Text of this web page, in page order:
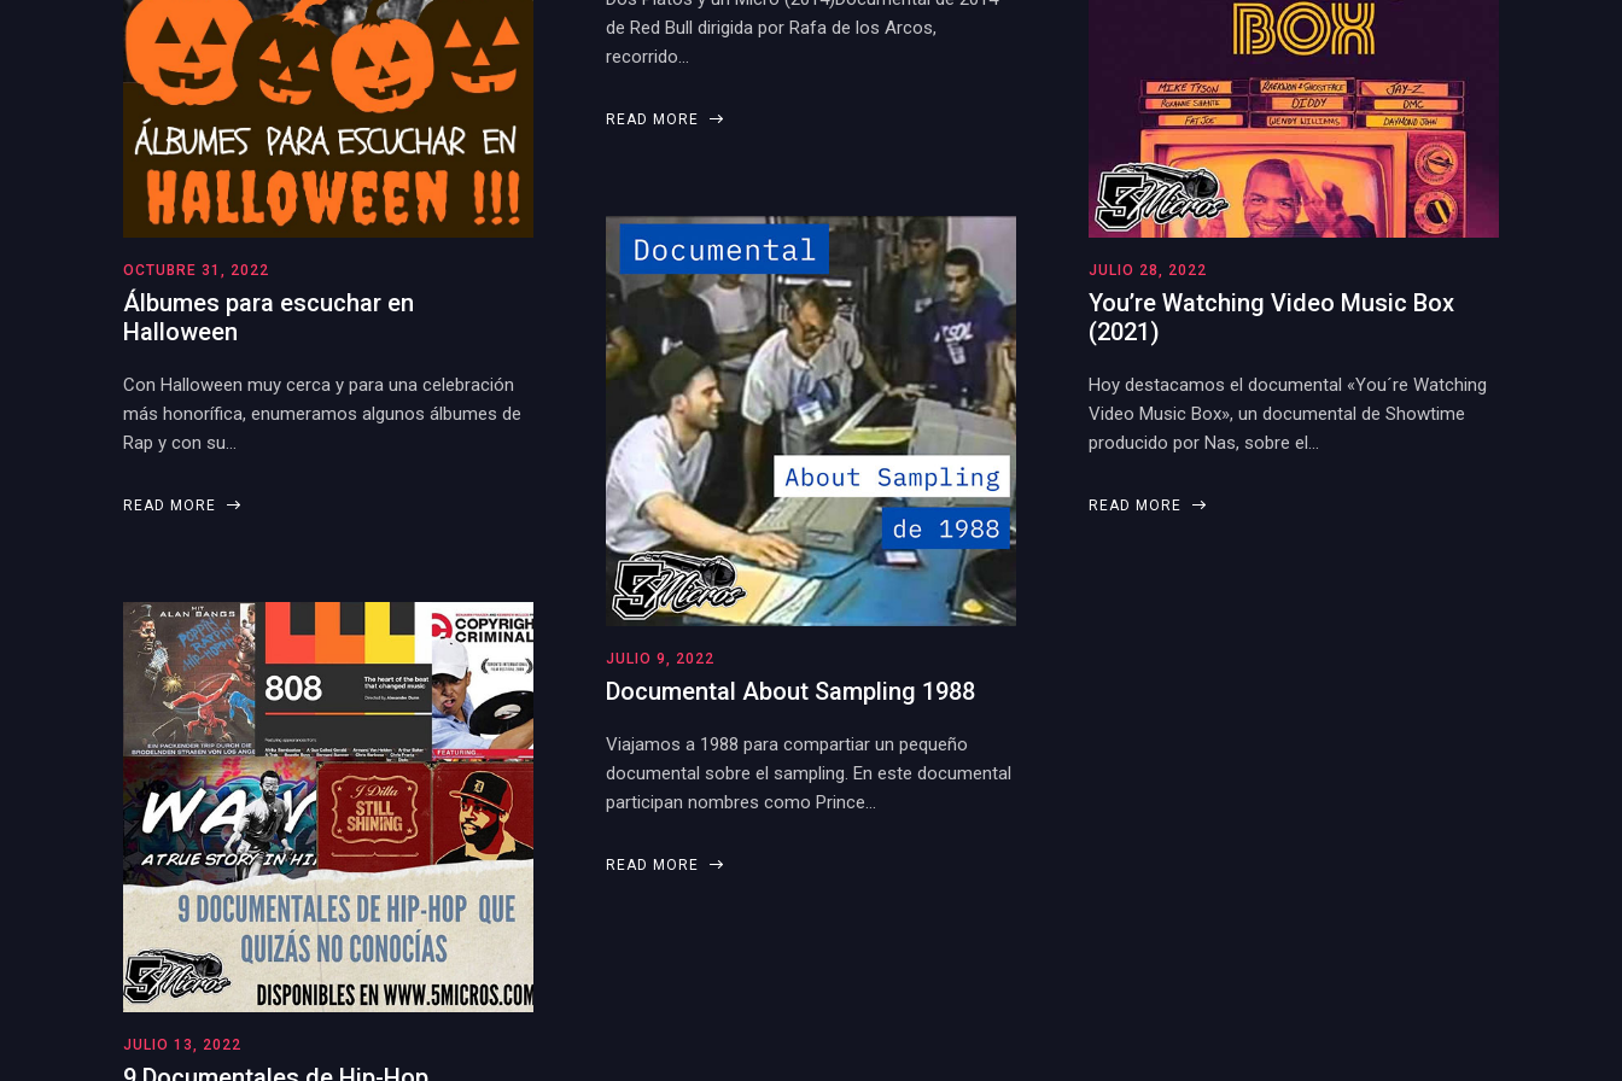
OCTUBRE 31, 2022
Álbumes para escuchar en
Halloween
Con Halloween muy cerca y para una celebración
más honorífica, enumeramos algunos álbumes de
Rap y con su…
READ MORE
de Red Bull dirigida por Rafa de los Arcos,
recorrido…
READ MORE
JULIO 28, 2022
You’re Watching Video Music Box
(2021)
Hoy destacamos el documental «You´re Watching
Video Music Box», un documental de Showtime
producido por Nas, sobre el…
READ MORE
JULIO 13, 2022
JULIO 9, 2022
Documental About Sampling 1988
Viajamos a 1988 para compartiar un pequeño
documental sobre el sampling. En este documental
participan nombres como Prince…
READ MORE